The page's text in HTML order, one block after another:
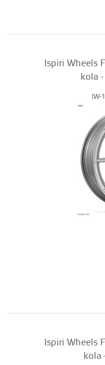
Ispiri Wheels
kola
IW-
Ispiri Wheels
kola